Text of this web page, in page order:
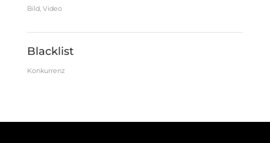
Bild, Video
Blacklist
Konkurrenz